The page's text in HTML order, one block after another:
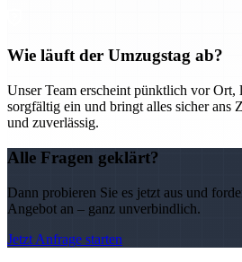
Wie läuft der Umzugstag ab?
Unser Team erscheint pünktlich vor Ort,
sorgfältig ein und bringt alles sicher ans
und zuverlässig.
Alle Fragen geklärt?
Dann probieren Sie es jetzt aus und
Angebot an – ganz unverbindlich.
Jetzt Anfrage starten